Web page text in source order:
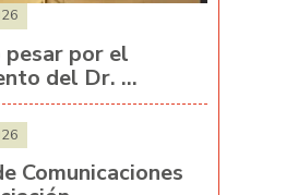
por el
del Dr. …
Comunicaciones